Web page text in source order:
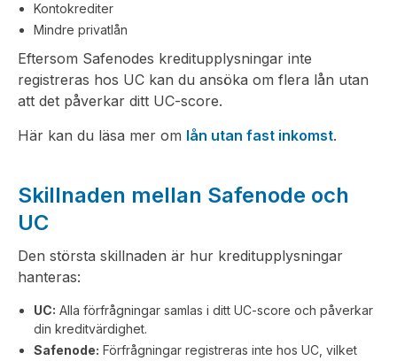
Kontokrediter
Mindre privatlån
Eftersom Safenodes kreditupplysningar inte
registreras hos UC kan du ansöka om flera lån utan
att det påverkar ditt UC-score.
Här kan du läsa mer om lån utan fast inkomst.
Skillnaden mellan Safenode och
UC
Den största skillnaden är hur kreditupplysningar
hanteras:
UC: Alla förfrågningar samlas i ditt UC-score och påverkar
din kreditvärdighet.
Safenode: Förfrågningar registreras inte hos UC, vilket